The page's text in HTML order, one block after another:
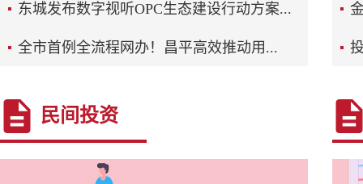
东城发布数字视听OPC生态建设行动方案...
全市首例全流程网办！昌平高效推动用...
民间投资